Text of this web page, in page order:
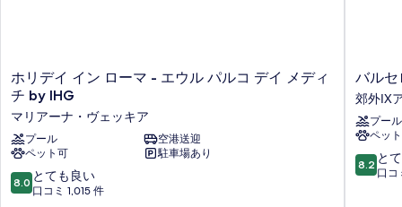
る
写
真
表
示
す
ホ
リ
デ
イ
イ
ン
ロ
ー
ホリデイ イン ローマ - エウル パルコ デイ メディ
チ by IHG
マリアーナ・ヴェッキア
プール
空港送迎
ペット可
駐車場あり
10
段
8.0 とても良い
口コミ 1,015 件
バ
ル
セ
ロ
ロ
ー
マ
バルセ
郊外IX
プール
ペッ
10
段
8.2 と
口コ